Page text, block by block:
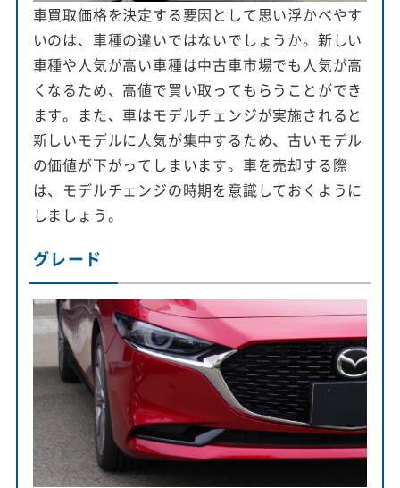
車買取価格を決定する要因として思い浮かべやす
いのは、車種の違いではないでしょうか。新しい
車種や人気が高い車種は中古車市場でも人気が高
くなるため、高値で買い取ってもらうことができ
ます。また、車はモデルチェンジが実施されると
新しいモデルに人気が集中するため、古いモデル
の価値が下がってしまいます。車を売却する際
は、モデルチェンジの時期を意識しておくように
しましょう。
グレード